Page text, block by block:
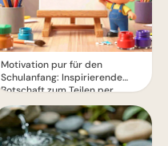
Motivation pur für den
Schulanfang: Inspirierende
Botschaft zum Teilen per
WhatsApp!